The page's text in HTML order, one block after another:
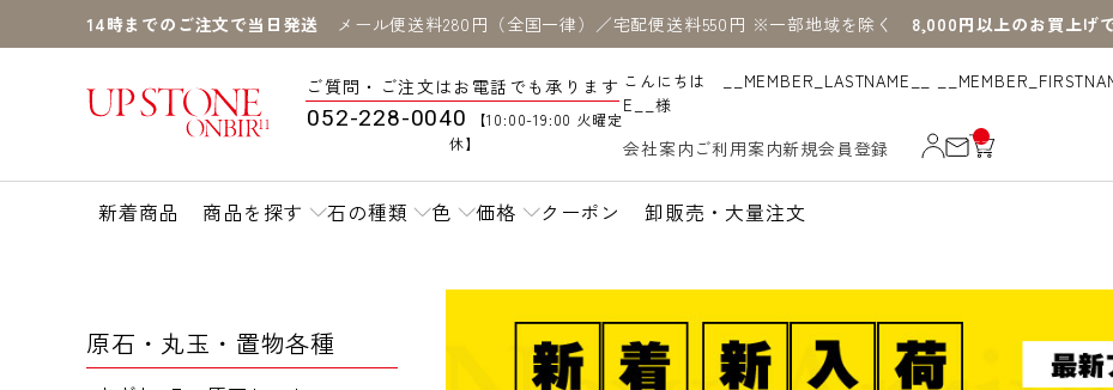
14時までのご注文で当日発送 メール便送料280円（全国一律）／宅配便送料550円 ※一部地域を除く 8,000円以上のお買上げ
ご質問・ご注文はお電話でも承ります
052-228-0040
【10:00-19:00 火曜定
休】
こんにちは __MEMBER_LASTNAME__
E__様
会社案内 ご利用案内新規会員登録
__
IT
_C
新着商品 商品を探す 石の種類 色 価格 クーポン 卸販売・大量注文
原石・丸玉・置物各種